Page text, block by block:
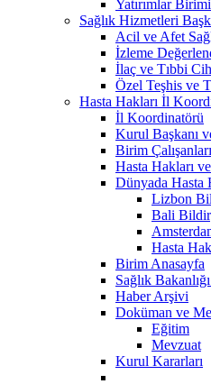
Yatırımlar Birimi
Sağlık Hizmetleri
Acil ve Afet
İzleme
İlaç ve Tıbbi
Özel Teşhis ve
Hasta Hakları İl
İl Koordinatörü
Kurul Başkanı
Birim Çalışanları
Hasta Hakları
Dünyada Hasta
Lizbon
Bali
Hasta
Birim Anasayfa
Sağlık
Haber Arşivi
Doküman ve
Eğitim
Mevzuat
Kurul Kararları